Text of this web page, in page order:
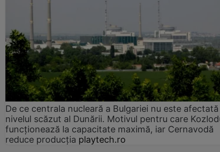
De ce centrala nucleară a Bulgariei nu este
nivelul scăzut al Dunării. Motivul pentru care
funcționează la capacitate maximă, iar Cernavodă
reduce producția playtech.ro